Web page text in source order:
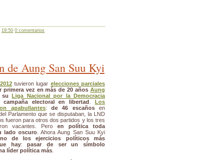
19:50 0 comentarios
de Aung San Suu Kyi
tuvieron lugar elecciones parciales
primera vez en más de 20 añosAung
su
Liga Nacional por la Democracia
campaña electoral en libertad
Los
apabullantes:de 46 escañosen
Parlamento que se disputaban, la LND
fueron para otros dos partidos y los tres
vacantes. Peroen política toda
lado oscuro . Ahora Aung San Suu Kyi
de los ejercicios políticos más
hay:pasar de ser un símbolo
líder política más